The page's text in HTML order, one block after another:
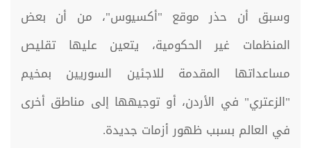
وسبق أن حذر موقع "أكسيوس"، من أن بعض
المنظمات غير الحكومية، يتعين عليها تقليص
مساعداتها المقدمة للاجئين السوريين بمخيم
"الزعتري" في الأردن، أو توجيهها إلى مناطق أخرى
في العالم بسبب ظهور أزمات جديدة.